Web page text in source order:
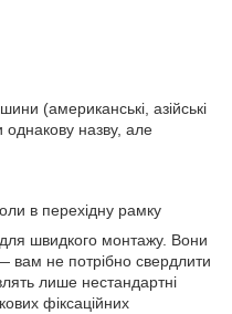
(американські, азійські
однакову назву, але
в перехідну рамку
для швидкого монтажу. Вони
вам не потрібно свердлити
лише нестандартні
фіксаційних